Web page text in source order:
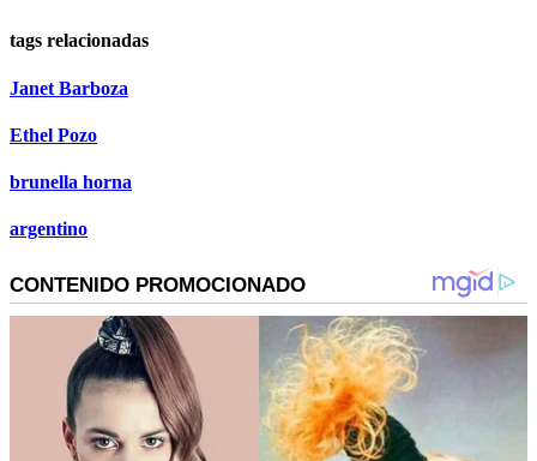
tags relacionadas
Janet Barboza
Ethel Pozo
brunella horna
argentino